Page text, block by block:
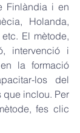
Finlàndia i en
Holanda,
El mètode,
intervenció i
la formació
los del
que inclou. Per